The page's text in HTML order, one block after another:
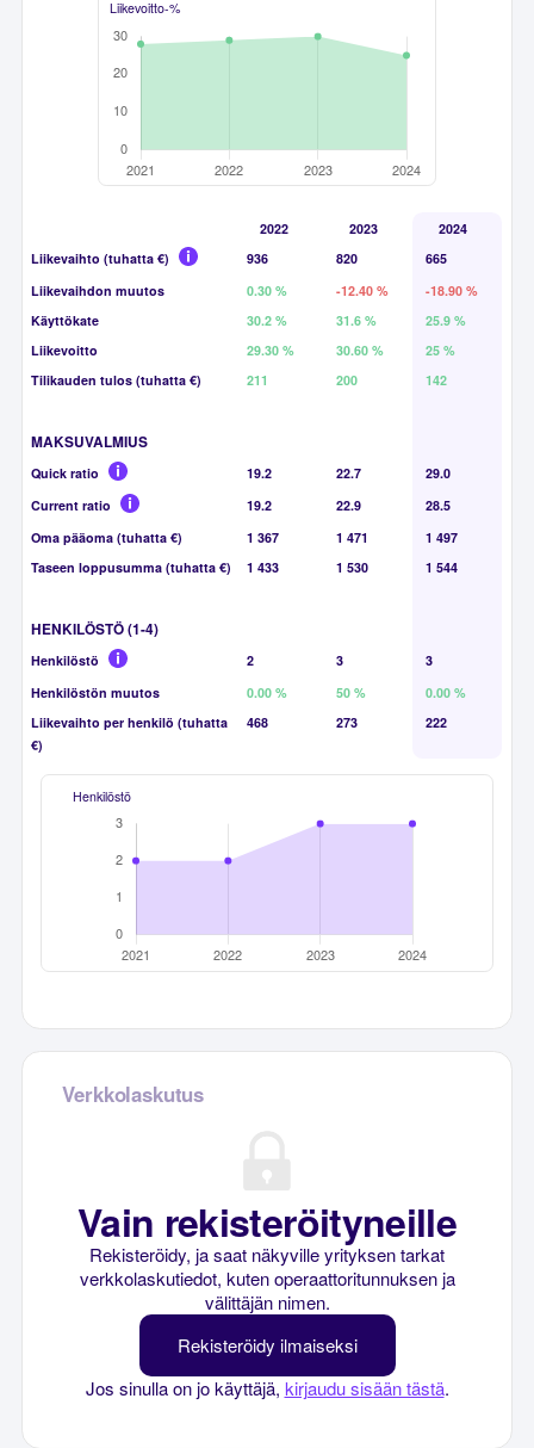
Liikevoitto-%
2022 2023
2024
Liikevaihto (tuhatta €)
936 820
665
Liikevaihdon muutos
0.30 % -12.40 %
-18.90 %
Käyttökate
30.2 % 31.6 %
25.9 %
Liikevoitto
29.30 % 30.60 %
25 %
Tilikauden tulos (tuhatta €)
211 200 142
MAKSUVALMIUS
Quick ratio 19.2 22.7
29.0
Current ratio
19.2 22.9
28.5
Oma pääoma (tuhatta €)
1 367 1 471
1 497
Taseen loppusumma (tuhatta €)
1 433 1 530 1 544
HENKILÖSTÖ (1-4)
Henkilöstö 2 3
3
Henkilöstön muutos
0.00 % 50 %
0.00 %
Liikevaihto per henkilö (tuhatta
€)
468 273 222
Henkilöstö
Verkkolaskutus
Vain rekisteröityneille
Rekisteröidy, ja saat näkyville yrityksen tarkat
verkkolaskutiedot, kuten operaattoritunnuksen ja
välittäjän nimen.
Rekisteröidy ilmaiseksi
Jos sinulla on jo käyttäjä, kirjaudu sisään tästä.